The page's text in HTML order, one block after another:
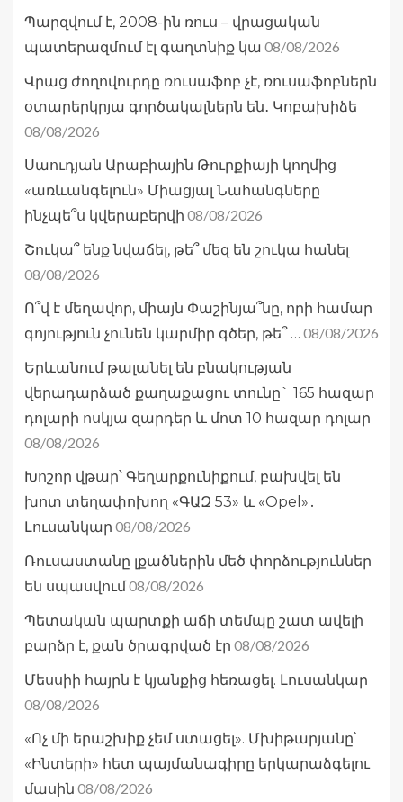
Պարզվում է, 2008-ին ռուս – վրացական
պատերազմում էլ գաղտնիք կա 08/08/2026
Վրաց ժողովուրդը ռուսաֆոբ չէ, ռուսաֆոբներն
օտարերկրյա գործակալներն են․ Կոբախիձե
08/08/2026
Սաուդյան Արաբիային Թուրքիայի կողմից
«առևանգելուն» Միացյալ Նահանգները
ինչպե՞ս կվերաբերվի 08/08/2026
Շուկա՞ ենք նվաճել, թե՞ մեզ են շուկա հանել
08/08/2026
Ո՞վ է մեղավոր, միայն Փաշինյա՞նը, որի համար
գոյություն չունեն կարմիր գծեր, թե՞ … 08/08/2026
Երևանում թալանել են բնակության
վերադարձած քաղաքացու տունը` 165 հազար
դոլարի ոսկյա զարդեր և մոտ 10 հազար դոլար
08/08/2026
Խոշոր վթար՝ Գեղարքունիքում, բախվել են
խոտ տեղափոխող «ԳԱԶ 53» և «Opel»․
Լուսանկար 08/08/2026
Ռուսաստանը լքածներին մեծ փորձություններ
են սպասվում08/08/2026
Պետական պարտքի աճի տեմպը շատ ավելի
բարձր է, քան ծրագրված էր 08/08/2026
Մեսսիի հայրն է կյանքից հեռացել. Լուսանկար
08/08/2026
«Ոչ մի երաշխիք չեմ ստացել». Մխիթարյանը՝
«Ինտերի» հետ պայմանագիրը երկարաձգելու
մասին 08/08/2026